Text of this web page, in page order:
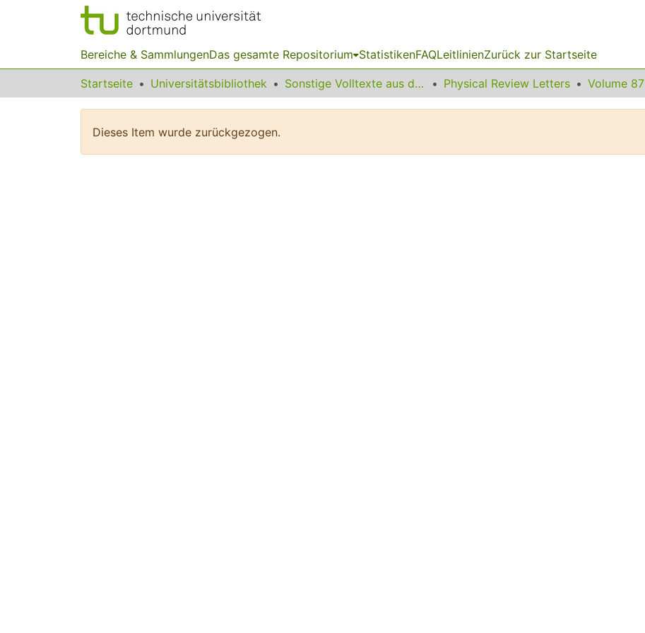
Bereiche & SammlungenDas gesamte Repositorium StatistikenFAQLeitlinienZurück zur Startseite
Startseite Universitätsbibliothek Sonstige Volltexte aus dem Bibliotheksangebot Physical Review Letters Volume 87
Dieses Item wurde zurückgezogen.